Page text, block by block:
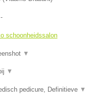
-
schoonheidssalon
▼
▼
pedicure, Definitieve ▼